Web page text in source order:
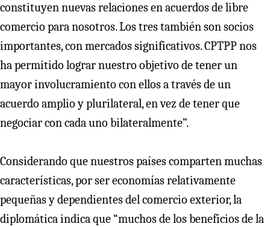
constituyen nuevas relaciones en acuerdos de libre
comercio para nosotros. Los tres también son socios
importantes, con mercados significativos. CPTPP nos
ha permitido lograr nuestro objetivo de tener un
mayor involucramiento con ellos a través de un
acuerdo amplio y plurilateral, en vez de tener que
negociar con cada uno bilateralmente”.
Considerando que nuestros países comparten muchas
características, por ser economías relativamente
pequeñas y dependientes del comercio exterior, la
diplomática indica que “muchos de los beneficios de la